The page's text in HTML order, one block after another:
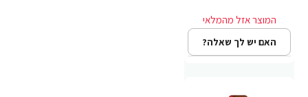
האם יש לך שאלה?